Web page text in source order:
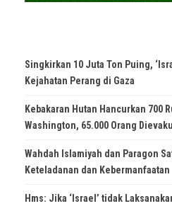
Singkirkan 10 Juta Ton Puing,
Kejahatan Perang di Gaza
Kebakaran Hutan Hancurkan 700
Washington, 65.000 Orang
Wahdah Islamiyah dan Paragon
Keteladanan dan Kebermanfaatan
Hms: Jika ‘Israel’ tidak